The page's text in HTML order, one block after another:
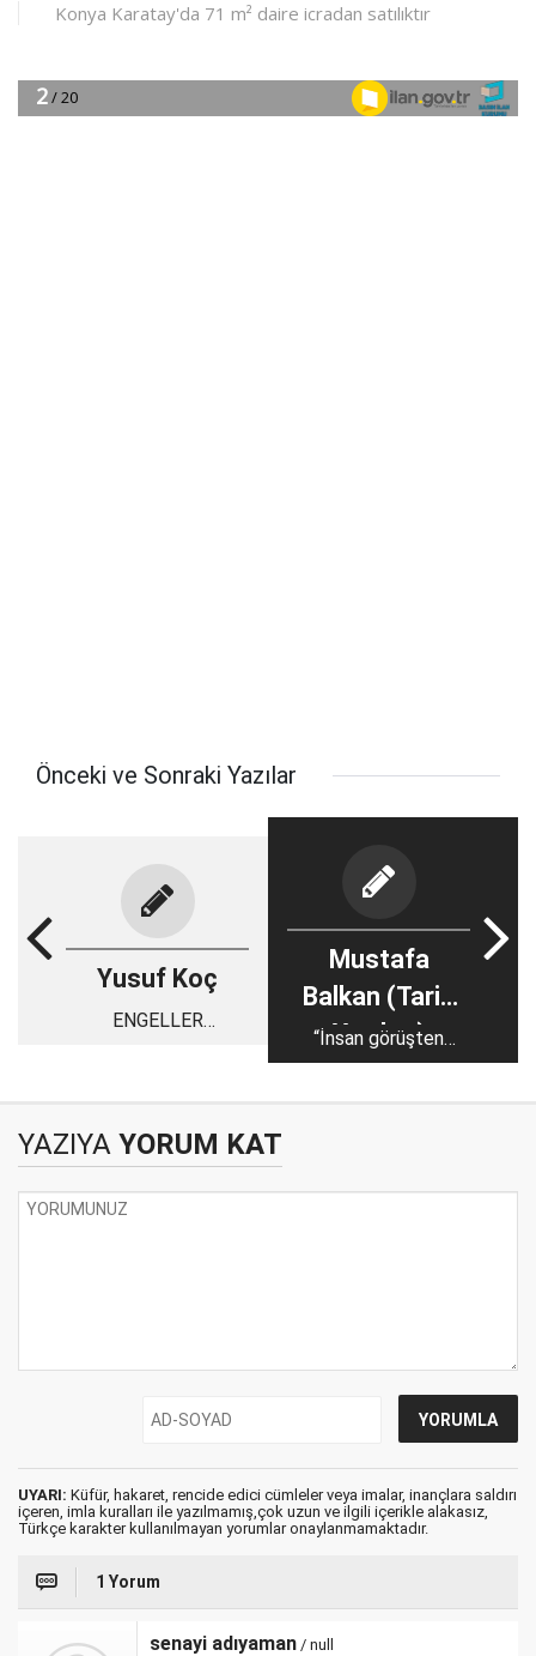
Önceki ve Sonraki Yazılar
Yusuf Koç
ENGELLER
Mustafa
Balkan (Tarih
Yazıları)
“İnsan görüşten
ibarettir; ötesi ettir,
YAZIYA YORUM KAT
UYARI: Küfür, hakaret, rencide edici cümleler veya imalar, inançlara saldırı
içeren, imla kuralları ile yazılmamış,çok uzun ve ilgili içerikle alakasız,
Türkçe karakter kullanılmayan yorumlar onaylanmamaktadır.
1 Yorum
senayi adıyaman / null